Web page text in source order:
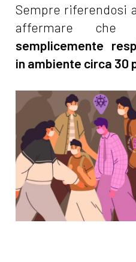
Sempre riferendosi
affermare che
semplicemente
in ambiente circa 30